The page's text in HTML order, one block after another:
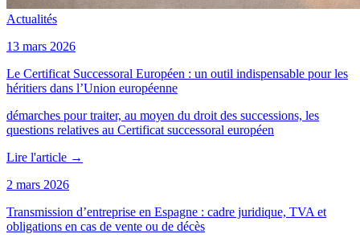
Actualités
13 mars 2026
Le Certificat Successoral Européen : un outil indispensable pour les
héritiers dans l’Union européenne
démarches pour traiter, au moyen du droit des successions, les
questions relatives au Certificat successoral européen
Lire l'article →
2 mars 2026
Transmission d’entreprise en Espagne : cadre juridique, TVA et
obligations en cas de vente ou de décès